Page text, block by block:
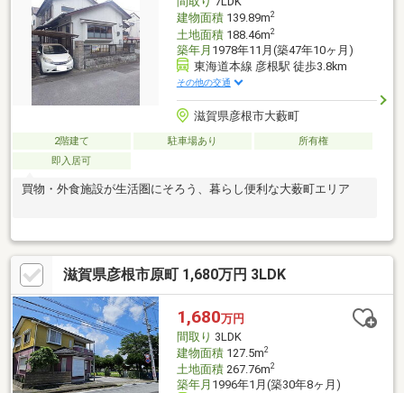
建物面積139.89m2
土地面積188.46m2
築年月 1978年11月(築47年10ヶ月)
東海道本線 彦根駅 徒歩3.8km
その他の交通
滋賀県彦根市大藪町
2階建て 駐車場あり
所有権
即入居可
買物・外食施設が生活圏にそろう、暮らし便利な大薮町エリア
滋賀県彦根市原町 1,680万円 3LDK
1,680万円
間取り 3LDK
建物面積127.5m2
土地面積267.76m2
築年月 1996年1月(築30年8ヶ月)